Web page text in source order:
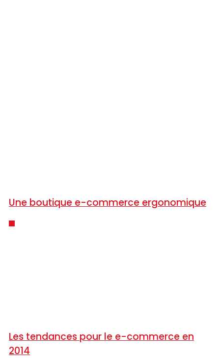
Une boutique e-commerce ergonomique
Les tendances pour le e-commerce en
2014